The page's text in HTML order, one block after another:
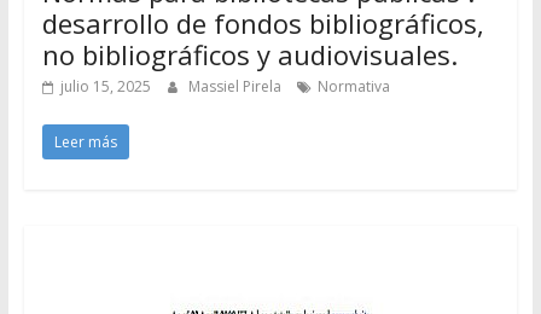
desarrollo de fondos bibliográficos,
no bibliográficos y audiovisuales.
julio 15, 2025 Massiel Pirela Normativa
Leer más